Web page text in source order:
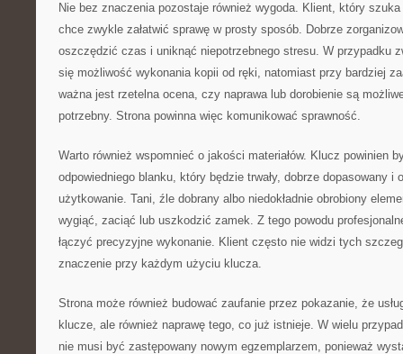
Nie bez znaczenia pozostaje również wygoda. Klient, który
chce zwykle załatwić sprawę w prosty sposób. Dobrze
oszczędzić czas i uniknąć niepotrzebnego stresu. W przypadku
się możliwość wykonania kopii od ręki, natomiast przy bardziej
ważna jest rzetelna ocena, czy naprawa lub dorobienie są
potrzebny. Strona powinna więc komunikować sprawność.
Warto również wspomnieć o jakości materiałów. Klucz powinien
odpowiedniego blanku, który będzie trwały, dobrze dopasowany i
użytkowanie. Tani, źle dobrany albo niedokładnie obrobiony
wygiąć, zaciąć lub uszkodzić zamek. Z tego powodu
łączyć precyzyjne wykonanie. Klient często nie widzi tych
znaczenie przy każdym użyciu klucza.
Strona może również budować zaufanie przez pokazanie, że
klucze, ale również naprawę tego, co już istnieje. W wielu
nie musi być zastępowany nowym egzemplarzem, ponieważ